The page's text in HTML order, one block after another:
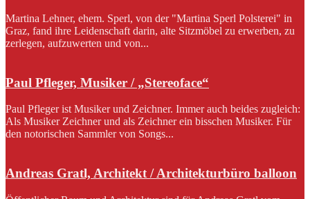
Martina Lehner, ehem. Sperl, von der "Martina Sperl Polsterei" in
Graz, fand ihre Leidenschaft darin, alte Sitzmöbel zu erwerben, zu
zerlegen, aufzuwerten und von...
Paul Pfleger, Musiker / „Stereoface“
Paul Pfleger ist Musiker und Zeichner. Immer auch beides zugleich:
Als Musiker Zeichner und als Zeichner ein bisschen Musiker. Für
den notorischen Sammler von Songs...
Andreas Gratl, Architekt / Architekturbüro balloon